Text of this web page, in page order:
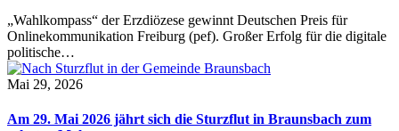
„Wahlkompass“ der Erzdiözese gewinnt Deutschen Preis für
Onlinekommunikation Freiburg (pef). Großer Erfolg für die digitale
politische…
Mai 29, 2026
Am 29. Mai 2026 jährt sich die Sturzflut in Braunsbach zum